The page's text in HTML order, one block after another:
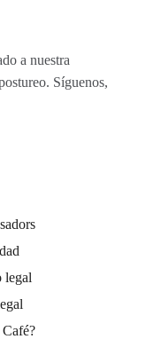
a nuestra
Síguenos,
legal